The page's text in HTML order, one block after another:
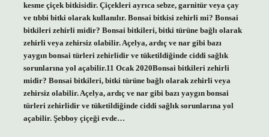
kesme çiçek bitkisidir. Çiçekleri ayrıca sebze, garnitür veya çay
ve tıbbi bitki olarak kullanılır. Bonsai bitkisi zehirli mi? Bonsai
bitkileri zehirli midir? Bonsai bitkileri, bitki türüne bağlı olarak
zehirli veya zehirsiz olabilir. Açelya, ardıç ve nar gibi bazı
yaygın bonsai türleri zehirlidir ve tüketildiğinde ciddi sağlık
sorunlarına yol açabilir.11 Ocak 2020Bonsai bitkileri zehirli
midir? Bonsai bitkileri, bitki türüne bağlı olarak zehirli veya
zehirsiz olabilir. Açelya, ardıç ve nar gibi bazı yaygın bonsai
türleri zehirlidir ve tüketildiğinde ciddi sağlık sorunlarına yol
açabilir. Şebboy çiçeği evde…